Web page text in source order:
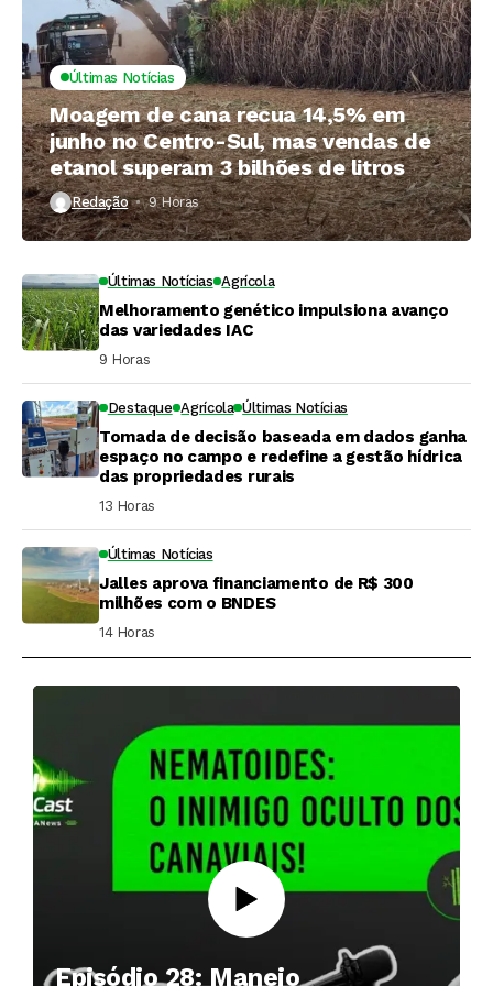
Últimas Notícias
Moagem de cana recua 14,5% em
junho no Centro-Sul, mas vendas de
etanol superam 3 bilhões de litros
Redação 9 Horas ⁮
Últimas Notícias Agrícola
Melhoramento genético impulsiona avanço
das variedades IAC
9 Horas ⁮
Destaque Agrícola Últimas Notícias
Tomada de decisão baseada em dados ganha
espaço no campo e redefine a gestão hídrica
das propriedades rurais
13 Horas ⁮
Últimas Notícias
Jalles aprova financiamento de R$ 300
milhões com o BNDES
14 Horas ⁮
Episódio 28: Manejo